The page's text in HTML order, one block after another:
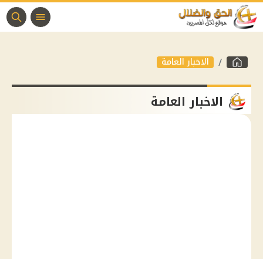
الاخبار العامة
الاخبار العامة